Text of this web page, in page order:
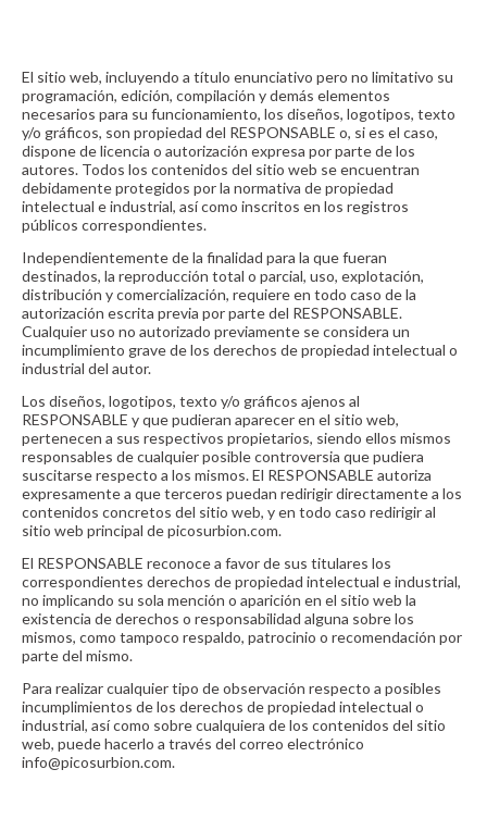
El sitio web, incluyendo a título enunciativo pero no limitativo su
programación, edición, compilación y demás elementos
necesarios para su funcionamiento, los diseños, logotipos, texto
y/o gráficos, son propiedad del RESPONSABLE o, si es el caso,
dispone de licencia o autorización expresa por parte de los
autores. Todos los contenidos del sitio web se encuentran
debidamente protegidos por la normativa de propiedad
intelectual e industrial, así como inscritos en los registros
públicos correspondientes.
Independientemente de la finalidad para la que fueran
destinados, la reproducción total o parcial, uso, explotación,
distribución y comercialización, requiere en todo caso de la
autorización escrita previa por parte del RESPONSABLE.
Cualquier uso no autorizado previamente se considera un
incumplimiento grave de los derechos de propiedad intelectual o
industrial del autor.
Los diseños, logotipos, texto y/o gráficos ajenos al
RESPONSABLE y que pudieran aparecer en el sitio web,
pertenecen a sus respectivos propietarios, siendo ellos mismos
responsables de cualquier posible controversia que pudiera
suscitarse respecto a los mismos. El RESPONSABLE autoriza
expresamente a que terceros puedan redirigir directamente a los
contenidos concretos del sitio web, y en todo caso redirigir al
sitio web principal de picosurbion.com.
El RESPONSABLE reconoce a favor de sus titulares los
correspondientes derechos de propiedad intelectual e industrial,
no implicando su sola mención o aparición en el sitio web la
existencia de derechos o responsabilidad alguna sobre los
mismos, como tampoco respaldo, patrocinio o recomendación por
parte del mismo.
Para realizar cualquier tipo de observación respecto a posibles
incumplimientos de los derechos de propiedad intelectual o
industrial, así como sobre cualquiera de los contenidos del sitio
web, puede hacerlo a través del correo electrónico
info@picosurbion.com.